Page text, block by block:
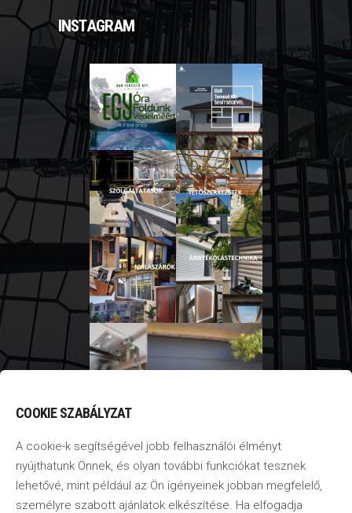
INSTAGRAM
COOKIE SZABÁLYZAT
A cookie-k segítségével jobb felhasználói élményt
nyújthatunk Önnek, és olyan további funkciókat tesznek
lehetővé, mint például az Ön igényeinek jobban megfelelő,
személyre szabott ajánlatok elkészítése. Ha elfogadja